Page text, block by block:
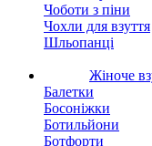
Чоботи з піни
Чохли для взуття
Шльопанці
Жіноче
Балетки
Босоніжки
Ботильйони
Ботфорти